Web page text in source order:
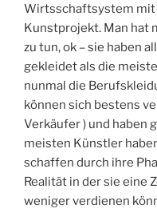
Wirtsschaftsystem mit
Kunstprojekt. Man hat
zu tun, ok – sie haben
gekleidet als die
nunmal die
können sich bestens
Verkäufer ) und haben
meisten Künstler
schaffen durch ihre
Realität in der sie eine
weniger verdienen